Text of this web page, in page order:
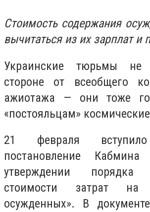
Стоимость содержания
вычитаться из их зарплат и
Украинские тюрьмы не
стороне от всеобщего
ажиотажа — они тоже
«постояльцам»
21 февраля
постановление
утверждении порядка
стоимости затрат на
осужденных». В